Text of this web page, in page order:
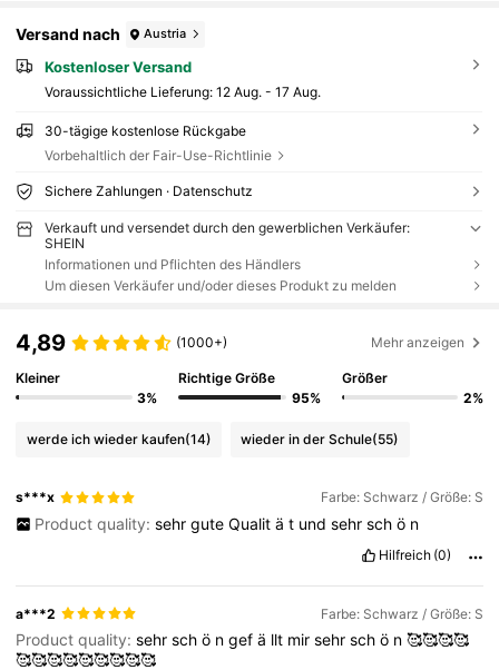
Versand nach Austria
Kostenloser Versand
Voraussichtliche Lieferung: 12 Aug. - 17 Aug.
30-tägige kostenlose Rückgabe
Vorbehaltlich der Fair-Use-Richtlinie
Sichere Zahlungen · Datenschutz
Verkauft und versendet durch den gewerblichen Verkäufer:
SHEIN
Informationen und Pflichten des Händlers
Um diesen Verkäufer und/oder dieses Produkt zu melden
4,89 (1000+) Mehr anzeigen
Kleiner
3%
Richtige Größe
95%
Größer
2%
werde ich wieder kaufen(14) wieder in der Schule(55)
s***x Farbe: Schwarz / Größe: S
Product quality: sehr gute Qualit ä t und sehr sch ö n
Hilfreich (0)
a***2 Farbe: Schwarz / Größe: S
Product quality:sehrschö ngefä llt mirsehrschö n🥰🥰🥰🥰
🥰🥰🥰🥰🥰🥰🥰🥰🥰